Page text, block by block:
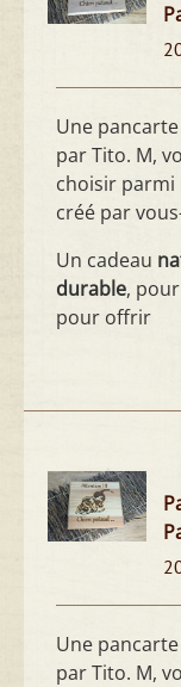
Une
par Tito. M,
choisir
créé par
Un cadeau
durable,
pour offrir
Une
par Tito. M,